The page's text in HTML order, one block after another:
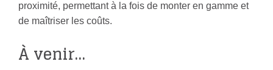
proximité, permettant à la fois de monter en gamme et
de maîtriser les coûts.
À venir…